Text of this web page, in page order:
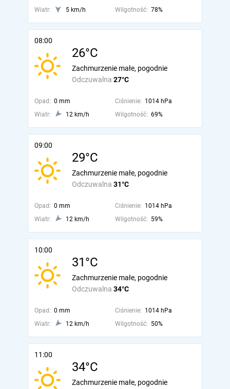
Wiatr: 5 km/h Wilgotność: 78%
08:00
26°C
Odczuwalna 27°C
Zachmurzenie małe, pogodnie
Opad: 0 mm Ciśnienie: 1014 hPa
Wiatr:
12 km/h Wilgotność: 69%
09:00
29°C
Odczuwalna 31°C
Zachmurzenie małe, pogodnie
Opad: 0 mm Ciśnienie: 1014 hPa
Wiatr:
12 km/h Wilgotność: 59%
10:00
31°C
Odczuwalna 34°C
Zachmurzenie małe, pogodnie
Opad: 0 mm Ciśnienie: 1014 hPa
Wiatr:
12 km/h Wilgotność: 50%
11:00
34°C
Zachmurzenie małe, pogodnie